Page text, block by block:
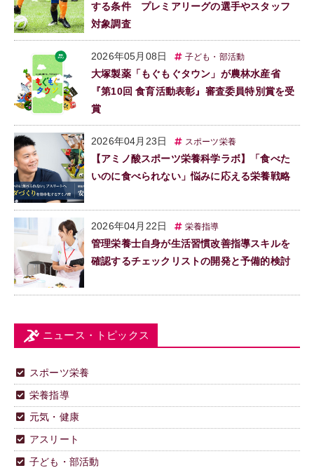
する条件 プレミアリーグの選手やスタッフ
対象調査
2026年05月08日 子ども・部活動
大塚製薬「もぐもぐタウン」が農林水産省
『第10回 食育活動表彰』審査委員特別賞を受
賞
2026年04月23日 スポーツ栄養
【アミノ酸スポーツ栄養科学ラボ】「食べた
いのに食べられない」悩みに応える栄養戦略
2026年04月22日 栄養指導
管理栄養士自身が生活習慣改善指導スキルを
確認するチェックリストの開発と予備的検討
ニュース・トピックス
スポーツ栄養
栄養指導
元気・健康
アスリート
子ども・部活動